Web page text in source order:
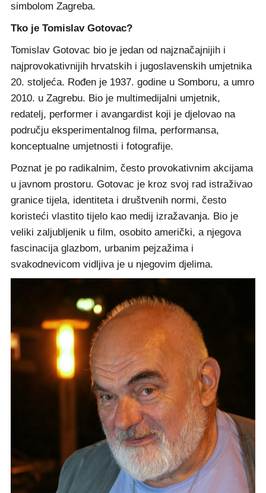
simbolom Zagreba.
Tko je Tomislav Gotovac?
Tomislav Gotovac bio je jedan od najznačajnijih i
najprovokativnijih hrvatskih i jugoslavenskih umjetnika
20. stoljeća. Rođen je 1937. godine u Somboru, a umro
2010. u Zagrebu. Bio je multimedijalni umjetnik,
redatelj, performer i avangardist koji je djelovao na
području eksperimentalnog filma, performansa,
konceptualne umjetnosti i fotografije.
Poznat je po radikalnim, često provokativnim akcijama
u javnom prostoru. Gotovac je kroz svoj rad istraživao
granice tijela, identiteta i društvenih normi, često
koristeći vlastito tijelo kao medij izražavanja. Bio je
veliki zaljubljenik u film, osobito američki, a njegova
fascinacija glazbom, urbanim pejzažima i
svakodnevicom vidljiva je u njegovim djelima.